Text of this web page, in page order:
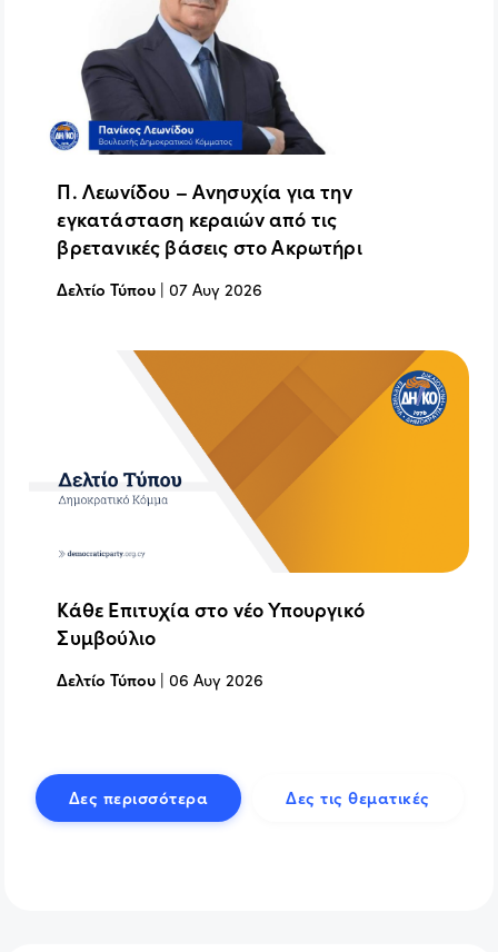
Π. Λεωνίδου – Ανησυχία για την
εγκατάσταση κεραιών από τις
βρετανικές βάσεις στο Ακρωτήρι
Δελτίο Τύπου |07 Αυγ 2026
Κάθε Επιτυχία στο νέο Υπουργικό
Συμβούλιο
Δελτίο Τύπου |06 Αυγ 2026
Δες περισσότερα Δες τις θεματικές